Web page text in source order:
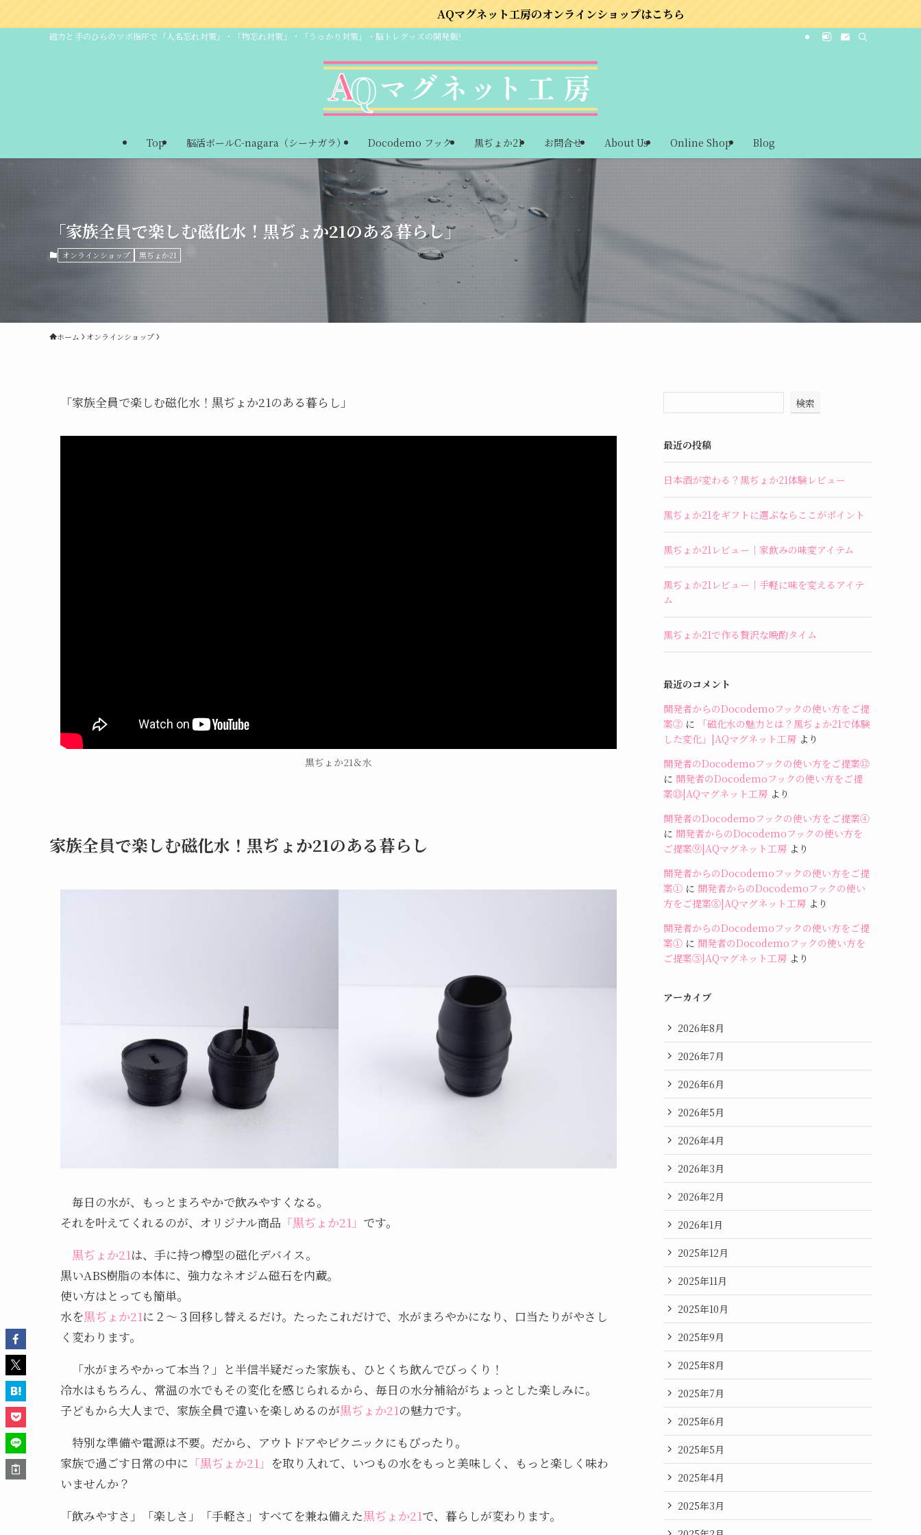
AQマグネット工房のオンラインショップはこちら
磁力と手のひらのツボ指圧で「人名忘れ対策」・「物忘れ対策」・「うっかり対策」・脳トレグッズの開発販売
Top 脳活ボールC-nagara（シーナガラ） Docodemo フック 黒ぢょか21 お問合せ About Us Online Shop Blog
「家族全員で楽しむ磁化水！黒ぢょか21のある暮らし」
オンラインショップ 黒ぢょか21
ホーム オンラインショップ
「家族全員で楽しむ磁化水！黒ぢょか21のある暮らし」
黒ぢょか21＆水
家族全員で楽しむ磁化水！黒ぢょか21のある暮らし
毎日の水が、もっとまろやかで飲みやすくなる。
それを叶えてくれるのが、オリジナル商品 「黒ぢょか21」 です。
黒ぢょか21は、手に持つ樽型の磁化デバイス。
黒いABS樹脂の本体に、強力なネオジム磁石を内蔵。
使い方はとっても簡単。
水を黒ぢょか21に２〜３回移し替えるだけ。たったこれだけで、水がまろやかになり、口当たりがやさし
く変わります。
「水がまろやかって本当？」と半信半疑だった家族も、ひとくち飲んでびっくり！
冷水はもちろん、常温の水でもその変化を感じられるから、毎日の水分補給がちょっとした楽しみに。
子どもから大人まで、家族全員で違いを楽しめるのが黒ぢょか21の魅力です。
特別な準備や電源は不要。だから、アウトドアやピクニックにもぴったり。
家族で過ごす日常の中に 「黒ぢょか21」 を取り入れて、いつもの水をもっと美味しく、もっと楽しく味わ
いませんか？
「飲みやすさ」「楽しさ」「手軽さ」すべてを兼ね備えた黒ぢょか21で、暮らしが変わります。
検索
最近の投稿
日本酒が変わる？黒ぢょか21体験レビュー
黒ぢょか21をギフトに選ぶならここがポイント
黒ぢょか21レビュー｜家飲みの味変アイテム
黒ぢょか21レビュー｜手軽に味を変えるアイテ
ム
黒ぢょか21で作る贅沢な晩酌タイム
最近のコメント
開発者からのDocodemoフックの使い方をご提
案② に
「磁化水の魅力とは？黒ぢょか21で体験
した変化」|AQマグネット工房 より
開発者のDocodemoフックの使い方をご提案⑫
に 開発者のDocodemoフックの使い方をご提
案⑬|AQマグネット工房 より
開発者のDocodemoフックの使い方をご提案④
に 開発者からのDocodemoフックの使い方を
ご提案⑨|AQマグネット工房 より
開発者からのDocodemoフックの使い方をご提
案① に 開発者からのDocodemoフックの使い
方をご提案⑧|AQマグネット工房 より
開発者からのDocodemoフックの使い方をご提
案① に 開発者のDocodemoフックの使い方を
ご提案⑤|AQマグネット工房 より
アーカイブ
2026年8月
2026年7月
2026年6月
2026年5月
2026年4月
2026年3月
2026年2月
2026年1月
2025年12月
2025年11月
2025年10月
2025年9月
2025年8月
2025年7月
2025年6月
2025年5月
2025年4月
2025年3月